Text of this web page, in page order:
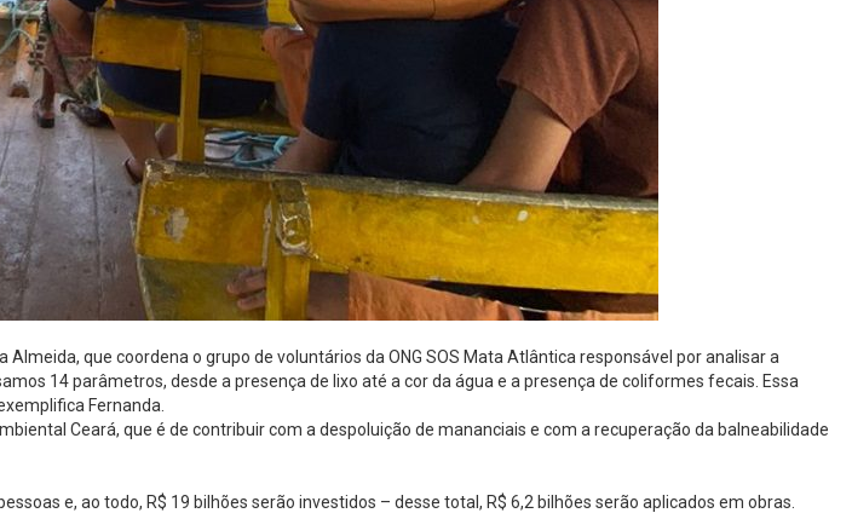
que coordena o grupo de voluntários da ONG SOS Mata Atlântica responsável por analisar a
14 parâmetros, desde a presença de lixo até a cor da água e a presença de coliformes fecais. Essa
Fernanda.
Ceará, que é de contribuir com a despoluição de mananciais e com a recuperação da balneabilidade
e, ao todo, R$ 19 bilhões serão investidos – desse total, R$ 6,2 bilhões serão aplicados em obras.